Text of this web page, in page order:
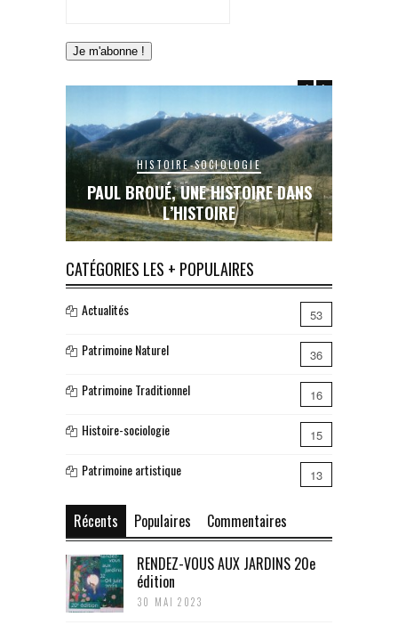
HISTOIRE-SOCIOLOGIE
PAUL BROUÉ, UNE HISTOIRE DANS
L’HISTOIRE
CATÉGORIES LES + POPULAIRES
Actualités 53
Patrimoine Naturel 36
Patrimoine Traditionnel 16
Histoire-sociologie 15
Patrimoine artistique 13
Récents Populaires
Commentaires
RENDEZ-VOUS AUX JARDINS 20e
édition
30 MAI 2023